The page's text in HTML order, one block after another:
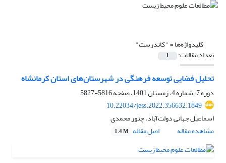
کلیدواژه‌ها =" کاندرست‌"
تعداد مقالات: 1
تحلیل فضایی توسعه فرهنگی در شهرستان‌های استان کرمانشاه
دوره 7، شماره 4، زمستان 1401، صفحه
5816-5827
10.22034/jess.2022.356632.1849
اسماعیل جهانی دولت‌آباد، چنور محمدی
مشاهده مقاله
اصل مقاله 1.4 M